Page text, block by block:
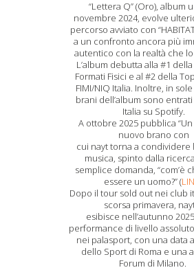
“Lettera Q” (Oro), album
novembre 2024, evolve
percorso avviato con
a un confronto ancora più
autentico con la realtà che
L’album debutta alla #1
Formati Fisici e al #2 della
FIMI/NIQ Italia. Inoltre, in
brani dell’album sono
Italia su Spotify.
A ottobre 2025 pubblica “Un
nuovo brano con
cui nayt torna a condividere
musica, spinto dalla
semplice domanda, “com’è
essere un uomo?” (
Dopo il tour sold out nei club
scorsa primavera,
esibisce nell’autunno
performance di livello
nei palasport, con una data
dello Sport di Roma e una
Forum di Milano.